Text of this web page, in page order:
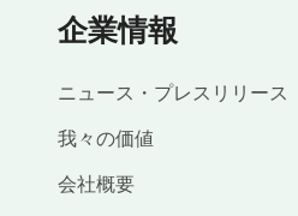
企業情報
ニュース・プレスリリース
我々の価値
会社概要